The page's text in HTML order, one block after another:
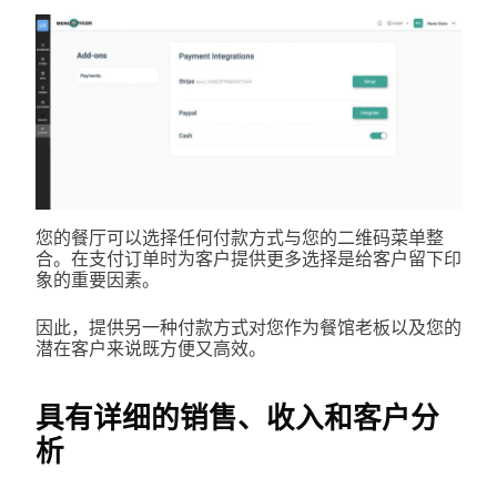
您的餐厅可以选择任何付款方式与您的二维码菜单整
合。在支付订单时为客户提供更多选择是给客户留下印
象的重要因素。
因此，提供另一种付款方式对您作为餐馆老板以及您的
潜在客户来说既方便又高效。
具有详细的销售、收入和客户分
析